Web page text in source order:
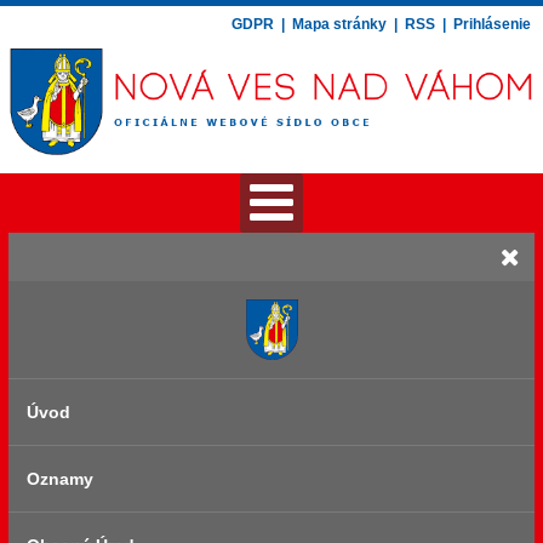
GDPR Mapa stránky RSS Prihlásenie
Úvod
Oznamy